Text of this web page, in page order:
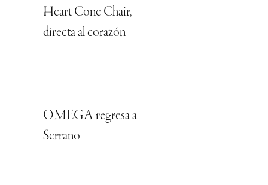
Heart Cone Chair,
directa al corazón
OMEGA regresa a
Serrano